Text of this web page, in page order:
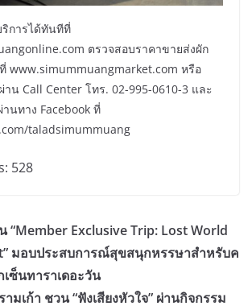
การได้ทันทีที่
ตรวจสอบราคาขายส่งผัก
www.simummuangmarket.com หรือ
าน Call Center โทร. 02-995-0610-3 และ
นทาง Facebook ที่
taladsimummuang
528
“Member Exclusive Trip: Lost World
มอบประสบการณ์สุขสนุกหรรษาสำหรับค
ซ็นทาราเดอะวัน
มเก้า ชวน “ฟังเสียงหัวใจ” ผ่านกิจกรรม